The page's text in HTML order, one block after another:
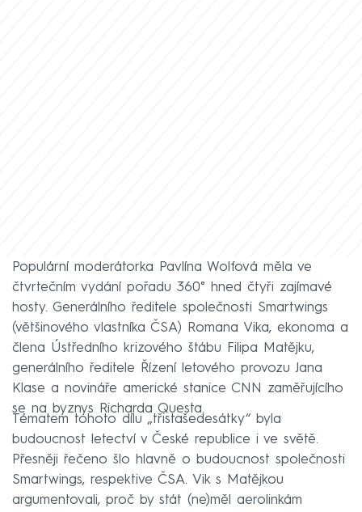
Populární moderátorka Pavlína Wolfová měla ve
čtvrtečním vydání pořadu 360° hned čtyři zajímavé
hosty. Generálního ředitele společnosti Smartwings
(většinového vlastníka ČSA) Romana Vika, ekonoma a
člena Ústředního krizového štábu Filipa Matějku,
generálního ředitele Řízení letového provozu Jana
Klase a novináře americké stanice CNN zaměřujícího
se na byznys Richarda Questa.
Tématem tohoto dílu „třistašedesátky“ byla
budoucnost letectví v České republice i ve světě.
Přesněji řečeno šlo hlavně o budoucnost společnosti
Smartwings, respektive ČSA. Vik s Matějkou
argumentovali, proč by stát (ne)měl aerolinkám